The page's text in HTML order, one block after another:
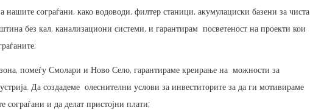
сограѓани, како водоводи, филтер станици, акумулациски базени за чиста
без кал, канализациони системи, и гарантирам посветеност на проекти кои
помеѓу Смолари и Ново Село, гарантираме креирање на можности за
Да создадеме олеснителни услови за инвеститорите за да ги мотивираме
сограѓани и да делат пристојни плати;